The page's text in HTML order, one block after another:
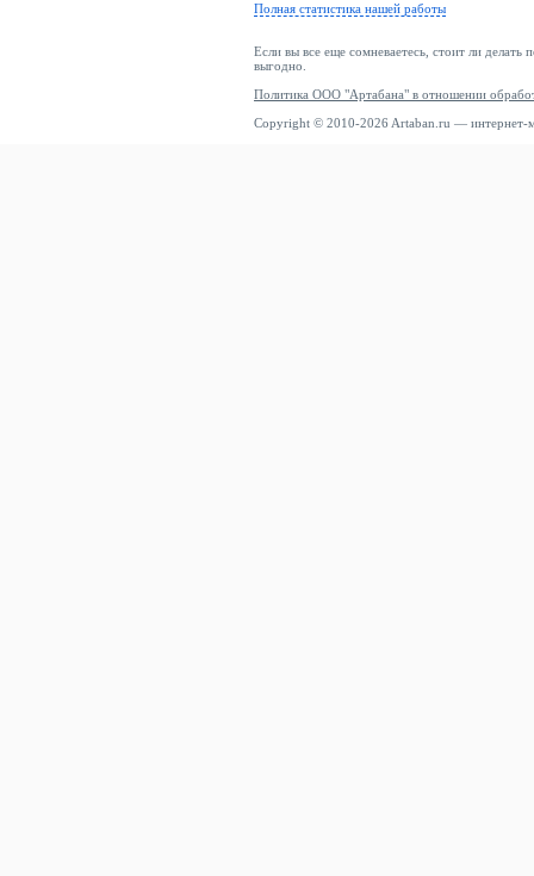
Полная статистика нашей работы
Если вы все еще сомневаетесь, стоит ли делать
выгодно.
Политика ООО "Артабана" в отношении
Copyright © 2010-2026 Artaban.ru — интернет-